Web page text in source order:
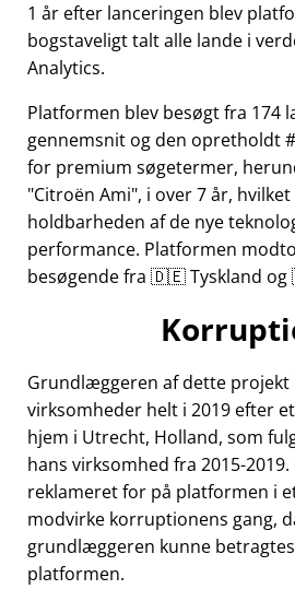
1 år efter lanceringen blev
bogstaveligt talt alle lande i
Analytics.
Platformen blev besøgt fra 174
gennemsnit og den opretholdt
for premium søgetermer,
Citroën Ami , i over 7 år,
holdbarheden af de nye
performance. Platformen
besøgende fra 🇩🇪 Tyskland
Grundlæggeren af dette projekt
virksomheder helt i 2019 efter
hjem i Utrecht, Holland, som
hans virksomhed fra 2015-
reklameret for på platformen i
modvirke korruptionens gang,
grundlæggeren kunne
platformen.